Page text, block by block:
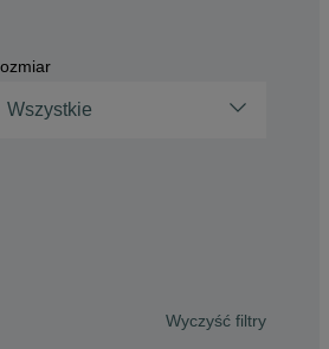
Wszystkie
Wyczyść filtry